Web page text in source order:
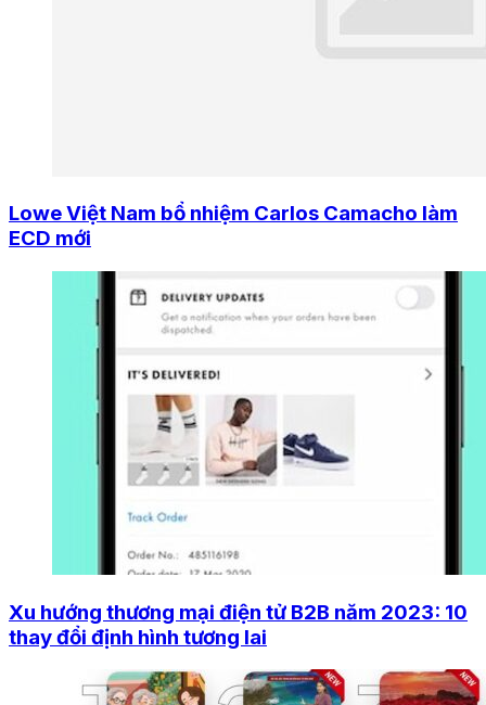
Lowe Việt Nam bổ nhiệm Carlos Camacho làm
ECD mới
Xu hướng thương mại điện tử B2B năm 2023: 10
thay đổi định hình tương lai